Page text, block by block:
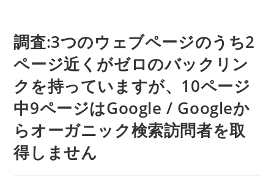
調査:3つのウェブページのうち2
ページ近くがゼロのバックリン
クを持っていますが、10ページ
中9ページはGoogle / Googleか
らオーガニック検索訪問者を取
得しません